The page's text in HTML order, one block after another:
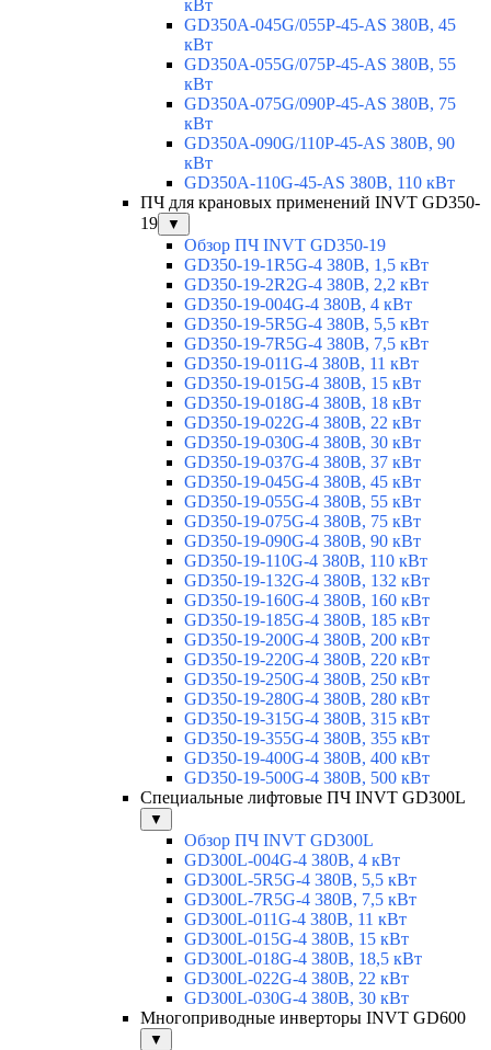
кВт
GD350A-045G/055P-45-AS 380В, 45
кВт
GD350A-055G/075P-45-AS 380В, 55
кВт
GD350A-075G/090P-45-AS 380В, 75
кВт
GD350A-090G/110P-45-AS 380В, 90
кВт
GD350A-110G-45-AS 380В, 110 кВт
ПЧ для крановых применений INVT GD350-
19
▼
Обзор ПЧ INVT GD350-19
GD350-19-1R5G-4 380В, 1,5 кВт
GD350-19-2R2G-4 380В, 2,2 кВт
GD350-19-004G-4 380В, 4 кВт
GD350-19-5R5G-4 380В, 5,5 кВт
GD350-19-7R5G-4 380В, 7,5 кВт
GD350-19-011G-4 380В, 11 кВт
GD350-19-015G-4 380В, 15 кВт
GD350-19-018G-4 380В, 18 кВт
GD350-19-022G-4 380В, 22 кВт
GD350-19-030G-4 380В, 30 кВт
GD350-19-037G-4 380В, 37 кВт
GD350-19-045G-4 380В, 45 кВт
GD350-19-055G-4 380В, 55 кВт
GD350-19-075G-4 380В, 75 кВт
GD350-19-090G-4 380В, 90 кВт
GD350-19-110G-4 380В, 110 кВт
GD350-19-132G-4 380В, 132 кВт
GD350-19-160G-4 380В, 160 кВт
GD350-19-185G-4 380В, 185 кВт
GD350-19-200G-4 380В, 200 кВт
GD350-19-220G-4 380В, 220 кВт
GD350-19-250G-4 380В, 250 кВт
GD350-19-280G-4 380В, 280 кВт
GD350-19-315G-4 380В, 315 кВт
GD350-19-355G-4 380В, 355 кВт
GD350-19-400G-4 380В, 400 кВт
GD350-19-500G-4 380В, 500 кВт
Специальные лифтовые ПЧ INVT GD300L
▼
Обзор ПЧ INVT GD300L
GD300L-004G-4 380В, 4 кВт
GD300L-5R5G-4 380В, 5,5 кВт
GD300L-7R5G-4 380В, 7,5 кВт
GD300L-011G-4 380В, 11 кВт
GD300L-015G-4 380В, 15 кВт
GD300L-018G-4 380В, 18,5 кВт
GD300L-022G-4 380В, 22 кВт
GD300L-030G-4 380В, 30 кВт
Многоприводные инверторы INVT GD600
▼